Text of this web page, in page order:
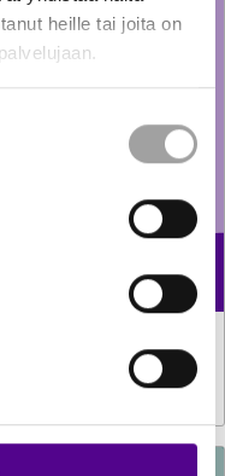
heille tai joita on
prosentin